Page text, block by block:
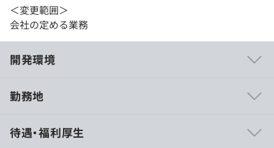
＜変更範囲＞
会社の定める業務
開発環境
く、同チーム内との情報共有を毎日行いながら自分の責任
勤務地
待遇・福利厚生